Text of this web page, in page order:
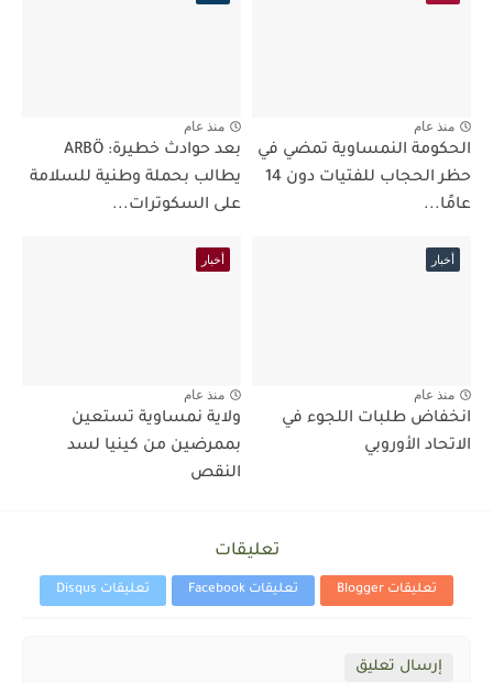
منذ عام
الحكومة النمساوية تمضي في
حظر الحجاب للفتيات دون 14
عامًا...
منذ عام
بعد حوادث خطيرة: ARBÖ
يطالب بحملة وطنية للسلامة
على السكوترات...
أخبار
منذ عام
انخفاض طلبات اللجوء في
الاتحاد الأوروبي
أخبار
منذ عام
ولاية نمساوية تستعين
بممرضين من كينيا لسد
النقص
تعليقات
تعليقات Blogger تعليقات Facebook تعليقات Disqus
إرسال تعليق